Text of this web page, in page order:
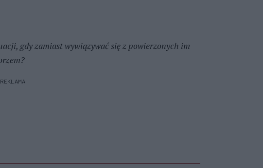
gdy zamiast wywiązywać się z powierzonych im
REKLAMA